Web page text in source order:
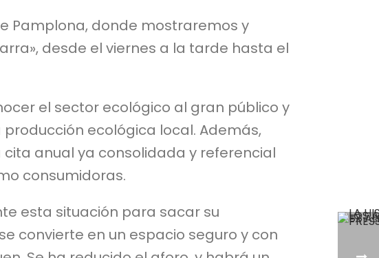
Pamplona, donde mostraremos y
desde el viernes a la tarde hasta el
el sector ecológico al gran público y
ecológica local. Además,
anual ya consolidada y referencial
consumidoras.
esta situación para sacar su
convierte en un espacio seguro y con